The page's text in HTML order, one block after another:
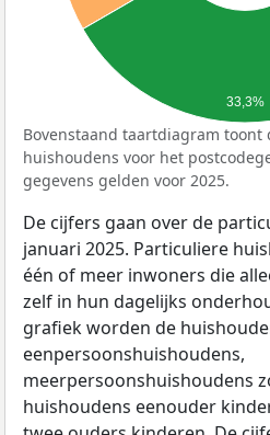
33,3%
Bovenstaand taartdiagram
huishoudens voor het
gegevens gelden voor 2025.
De cijfers gaan over de
januari 2025. Particuliere
één of meer inwoners die
zelf in hun dagelijks
grafiek worden de
eenpersoonshuishoudens,
meerpersoonshuishoudens
huishoudens eenouder